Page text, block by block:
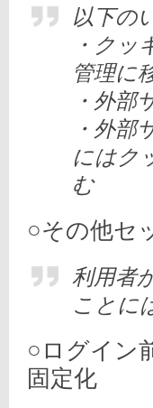
以下の
・ク
管理に
・外
・外
にはク
む
○その他セ
利用者
ことに
○ログイン
固定化